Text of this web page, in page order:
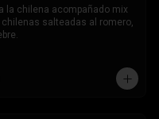
la chilena acompañado mix
chilenas salteadas al romero,